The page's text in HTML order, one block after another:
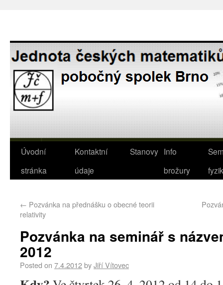
Úvodní
stránka
Kontaktní
údaje
Stanovy Info
brožury
← Pozvánka na přednášku o obecné teorii
relativity
Pozvánka na seminář s
2012
Posted on 7.4.2012byJiří Vítovec